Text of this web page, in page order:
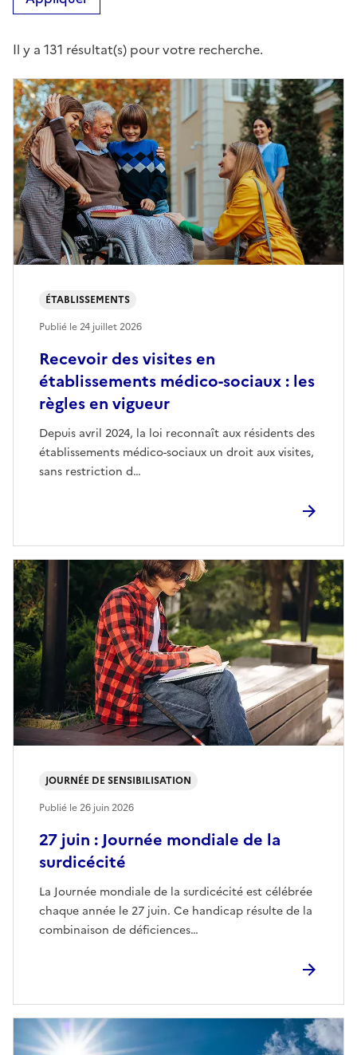
Il y a 131 résultat(s) pour votre recherche.
Recevoir des visites en
établissements médico-sociaux : les
règles en vigueur
Depuis avril 2024, la loi reconnaît aux résidents des
établissements médico-sociaux un droit aux visites,
sans restriction d…
ÉTABLISSEMENTS
Publié le24 juillet 2026
27 juin : Journée mondiale de la
surdicécité
La Journée mondiale de la surdicécité est célébrée
chaque année le 27 juin. Ce handicap résulte de la
combinaison de déficiences…
JOURNÉE DE SENSIBILISATION
Publié le26 juin 2026